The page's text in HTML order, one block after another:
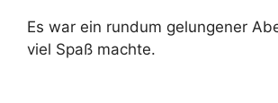
Es war ein rundum gelungener
viel Spaß machte.